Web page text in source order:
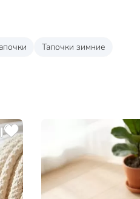
Тапочки зимние